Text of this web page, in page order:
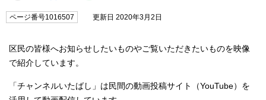
ページ番号1016507 更新日 2020年3月2日
区民の皆様へお知らせしたいものやご覧いただきたいものを映像
で紹介しています。
「チャンネルいたばし」は民間の動画投稿サイト（YouTube）を